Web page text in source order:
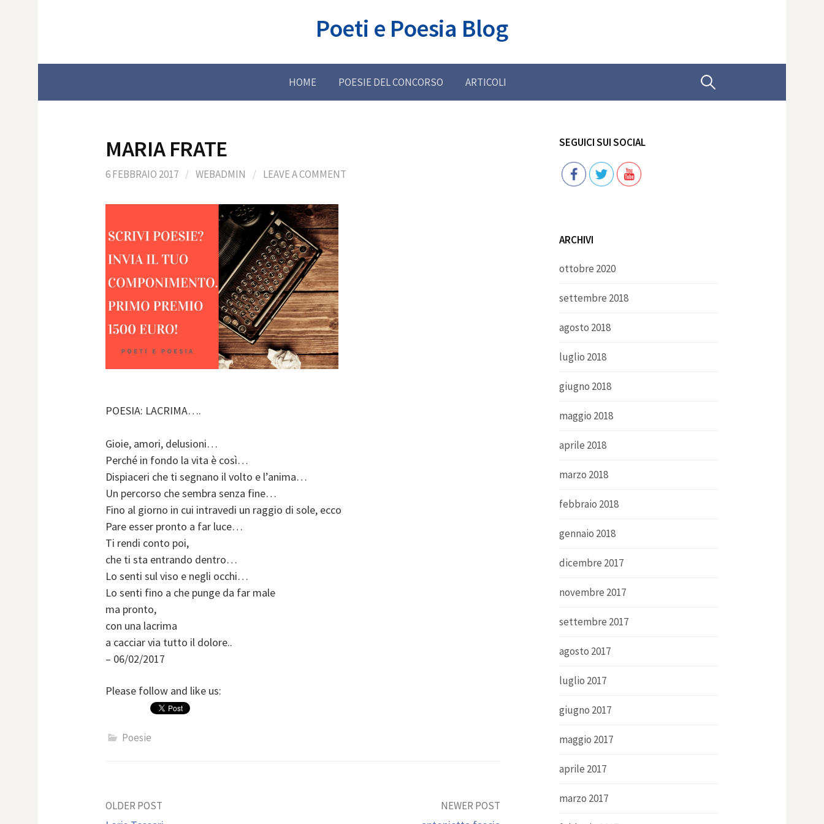
Poeti e Poesia Blog
HOME POESIE DEL CONCORSO ARTICOLI Ricerca
MARIA FRATE
6 FEBBRAIO 2017 / WEBADMIN / LEAVE A COMMENT
POESIA: LACRIMA….
Gioie, amori, delusioni…
Perché in fondo la vita è così…
Dispiaceri che ti segnano il volto e l’anima…
Un percorso che sembra senza fine…
Fino al giorno in cui intravedi un raggio di sole, ecco
Pare esser pronto a far luce…
Ti rendi conto poi,
che ti sta entrando dentro…
Lo senti sul viso e negli occhi…
Lo senti fino a che punge da far male
ma pronto,
con una lacrima
a cacciar via tutto il dolore..
– 06/02/2017
Please follow and like us:
Poesie
Post
OLDER POST NEWER POST
SEGUICI SUI SOCIAL
Follow
ARCHIVI
ottobre 2020
settembre 2018
agosto 2018
luglio 2018
giugno 2018
maggio 2018
aprile 2018
marzo 2018
febbraio 2018
gennaio 2018
dicembre 2017
novembre 2017
settembre 2017
agosto 2017
luglio 2017
giugno 2017
maggio 2017
aprile 2017
marzo 2017